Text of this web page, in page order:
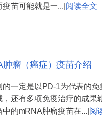
苗可能就是一...| 阅读全文
肿瘤（癌症）疫苗介绍
一定是以PD-1为代表的免
还有多项免疫治疗的成果
的mRNA肿瘤疫苗在...| 阅